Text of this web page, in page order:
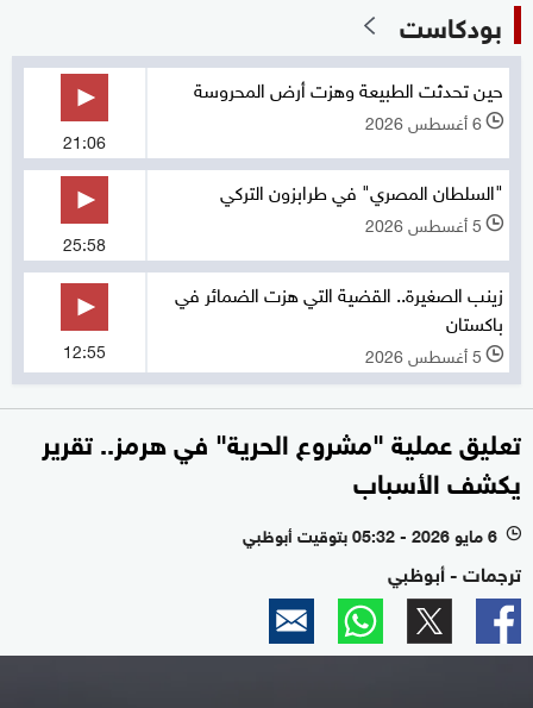
بودكاست
حين تحدثت الطبيعة وهزت أرض المحروسة
l 6 أغسطس 2026
21:06
"السلطان المصري" في طرابزون التركي
l 5 أغسطس 2026
25:58
زينب الصغيرة.. القضية التي هزت الضمائر في
باكستان
l 5 أغسطس 2026 12:55
تعليق عملية "مشروع الحرية" في هرمز.. تقرير
يكشف الأسباب
l 6 مايو 2026 - 05:32 بتوقيت أبوظبي
ترجمات - أبوظبي